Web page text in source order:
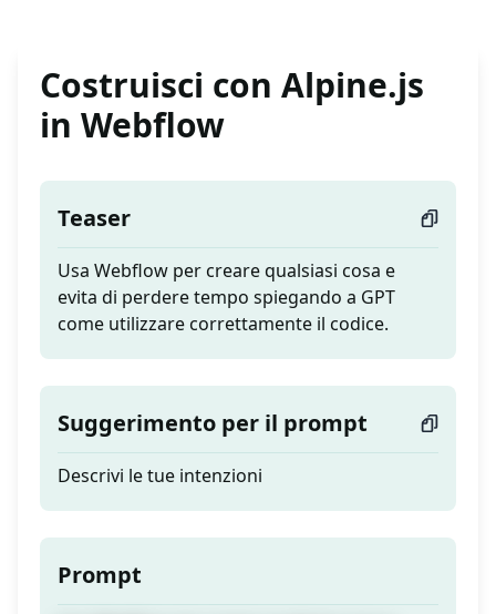
Costruisci con Alpine.js
in Webflow
Teaser
Usa Webflow per creare qualsiasi cosa e
evita di perdere tempo spiegando a GPT
come utilizzare correttamente il codice.
Suggerimento per il prompt
Descrivi le tue intenzioni
Prompt